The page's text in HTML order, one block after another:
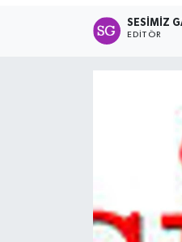
SESIMIZ
EDITÖR
Politika
Tokat Haberleri
Son Dakika Haberleri